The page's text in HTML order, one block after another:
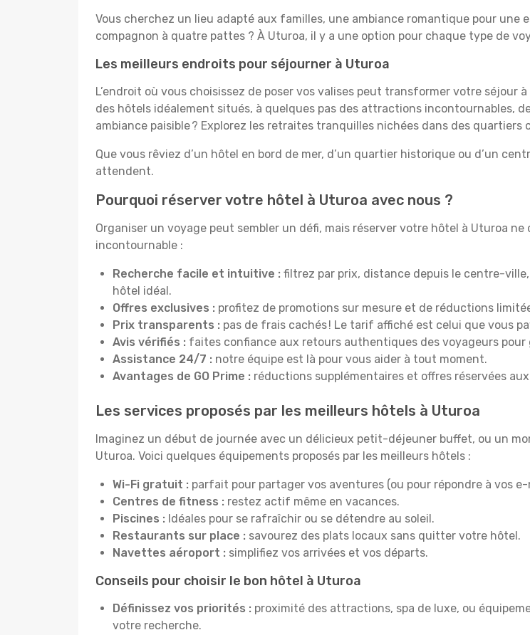
Vous cherchez un lieu adapté aux familles, une ambiance romantique pour
compagnon à quatre pattes ? À Uturoa, il y a une option pour chaque type de
Les meilleurs endroits pour séjourner à Uturoa
L’endroit où vous choisissez de poser vos valises peut transformer votre séjour
des hôtels idéalement situés, à quelques pas des attractions incontournables,
ambiance paisible ? Explorez les retraites tranquilles nichées dans des
Que vous rêviez d’un hôtel en bord de mer, d’un quartier historique ou d’un
attendent.
Pourquoi réserver votre hôtel à Uturoa avec nous ?
Organiser un voyage peut sembler un défi, mais réserver votre hôtel à Uturoa ne
incontournable :
Recherche facile et intuitive : filtrez par prix, distance depuis le centre-
hôtel idéal.
Offres exclusives : profitez de promotions sur mesure et de réductions
Prix transparents : pas de frais cachés ! Le tarif affiché est celui que vous
Avis vérifiés : faites confiance aux retours authentiques des voyageurs
Assistance 24/7 : notre équipe est là pour vous aider à tout moment.
Avantages de GO Prime : réductions supplémentaires et offres réservées
Les services proposés par les meilleurs hôtels à Uturoa
Imaginez un début de journée avec un délicieux petit-déjeuner buffet, ou un
Uturoa. Voici quelques équipements proposés par les meilleurs hôtels :
Wi-Fi gratuit : parfait pour partager vos aventures (ou pour répondre à vos e-
Centres de fitness : restez actif même en vacances.
Piscines : Idéales pour se rafraîchir ou se détendre au soleil.
Restaurants sur place : savourez des plats locaux sans quitter votre hôtel.
Navettes aéroport : simplifiez vos arrivées et vos départs.
Conseils pour choisir le bon hôtel à Uturoa
Définissez vos priorités : proximité des attractions, spa de luxe, ou
votre recherche.